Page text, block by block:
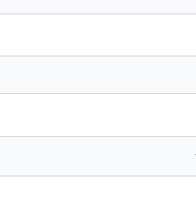
Sciences Po (IEP)